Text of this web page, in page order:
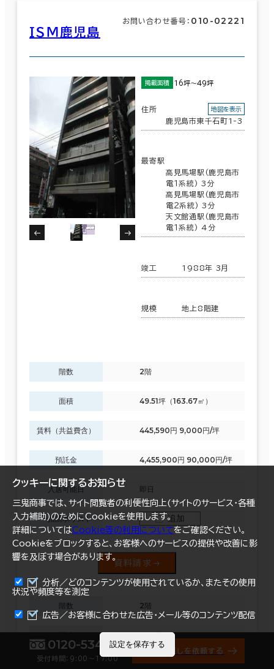
ＩＳＭ鹿児島
お問い合わせ番号： 010-02221
掲載面積 16坪～49坪
住所
鹿児島市東千石町1-3
地図を表示
最寄駅
高見馬場駅(鹿児島市
電１系統) 3分
高見馬場駅(鹿児島市
電２系統) 3分
天文館通駅(鹿児島市
電１系統) 4分
竣工 1988年 3月
規模 地上8階建
階数 2階
面積 49.51坪（163.67㎡）
賃料（共益費含） 445,590円 9,000円/坪
預託金 4,455,900円 90,000円/坪
入居可能日 即日
一括請求リスト 追加
資料請求
階数 2階
面積 17.99坪（59.471㎡）
賃料（共益費含） 161,910円 9,000円/坪
まとめて資料請求
0120-534-011
受付時間：9:00〜17:00
オフィス探しを依頼する
クッキーに関するお知らせ
三鬼商事では、サイト閲覧者の利便性向上(サイトのサービス・各種
入力補助)のためにCookieを使用します。
詳細についてはCookie等の利用についてをご確認ください。
Cookieをブロックすると、お客様へのサービスの提供や改善に影
響を及ぼす場合があります。
分析／どのコンテンツが使用されているか、またその使用
状況や頻度等を測定
広告／お客様に合わせた広告・メール等のコンテンツ配信
設定を保存する